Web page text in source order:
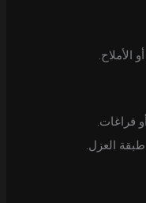
الأملاح.
فراغات.
العزل.